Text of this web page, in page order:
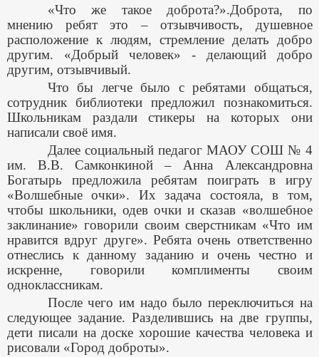
«Что же такое доброта?».Доброта, по
мнению ребят это – отзывчивость, душевное
расположение к людям, стремление делать добро
другим. «Добрый человек» - делающий добро
другим, отзывчивый.
Что бы легче было с ребятами общаться,
сотрудник библиотеки предложил познакомиться.
Школьникам раздали стикеры на которых они
написали своё имя.
Далее социальный педагог МАОУ СОШ № 4
им. В.В. Самконкиной – Анна Александровна
Богатырь предложила ребятам поиграть в игру
«Волшебные очки». Их задача состояла, в том,
чтобы школьники, одев очки и сказав «волшебное
заклинание» говорили своим сверстникам «Что им
нравится вдруг друге». Ребята очень ответственно
отнеслись к данному заданию и очень честно и
искренне, говорили комплименты своим
одноклассникам.
После чего им надо было переключиться на
следующее задание. Разделившись на две группы,
дети писали на доске хорошие качества человека и
рисовали «Город доброты».